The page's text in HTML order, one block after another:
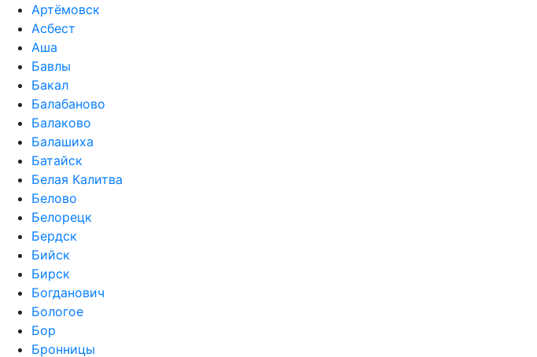
Артёмовск
Асбест
Аша
Бавлы
Бакал
Балабаново
Балаково
Балашиха
Батайск
Белая Калитва
Белово
Белорецк
Бердск
Бийск
Бирск
Богданович
Бологое
Бор
Бронницы